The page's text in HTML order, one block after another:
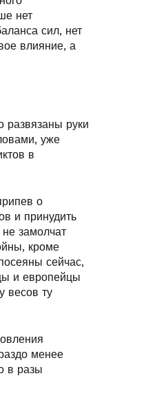
нет
сил, нет
влияние, а
развязаны руки
уже
в
о
и принудить
замолчат
кроме
сейчас,
и европейцы
весов ту
менее
в разы